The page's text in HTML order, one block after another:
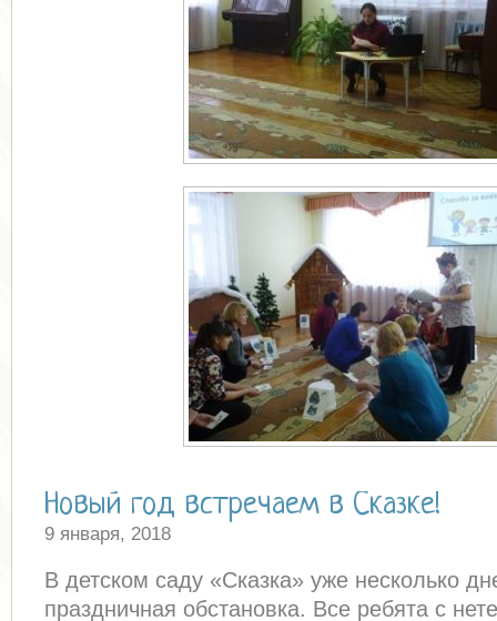
Новый год встречаем в Сказке!
9 января, 2018
В детском саду «Сказка» уже несколько
праздничная обстановка. Все ребята с